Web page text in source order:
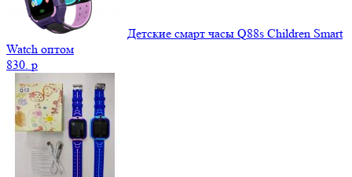
Детские смарт часы Q88s Children Smart
Watch оптом
830. p